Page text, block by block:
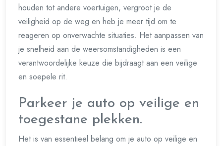
houden tot andere voertuigen, vergroot je de
veiligheid op de weg en heb je meer tijd om te
reageren op onverwachte situaties. Het aanpassen van
je snelheid aan de weersomstandigheden is een
verantwoordelijke keuze die bijdraagt aan een veilige
en soepele rit.
Parkeer je auto op veilige en
toegestane plekken.
Het is van essentieel belang om je auto op veilige en